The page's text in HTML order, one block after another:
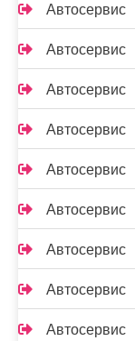
Автосервис
Автосервис
Автосервис
Автосервис
Автосервис
Автосервис
Автосервис
Автосервис
Автосервис